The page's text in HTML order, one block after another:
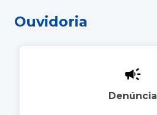
Ouvidoria
Denúncia